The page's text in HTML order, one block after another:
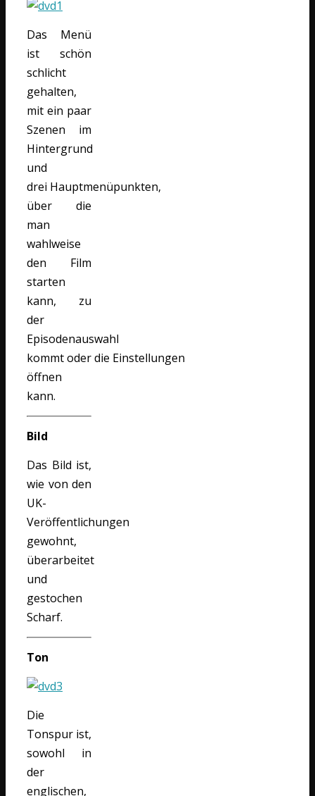
Das Menü
ist schön
schlicht
gehalten,
mit ein paar
Szenen im
Hintergrund
und
drei Hauptmenüpunkten,
über die
man
wahlweise
den Film
starten
kann, zu
der
Episodenauswahl
kommt oder die Einstellungen
öffnen
kann.
Bild
Das Bild ist,
wie von den
UK-
Veröffentlichungen
gewohnt,
überarbeitet
und
gestochen
Scharf.
Ton
Die
Tonspur ist,
sowohl in
der
englischen,